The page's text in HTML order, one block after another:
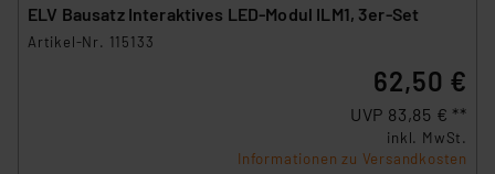
ELV Bausatz Interaktives LED-Modul ILM1, 3er-Set
Artikel-Nr. 115133
62,50 €
UVP 83,85 € **
inkl. MwSt.
Informationen zu Versandkosten